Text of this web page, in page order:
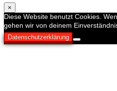
×
Diese Website benutzt Cookies.
gehen wir von deinem
Datenschutzerklärung